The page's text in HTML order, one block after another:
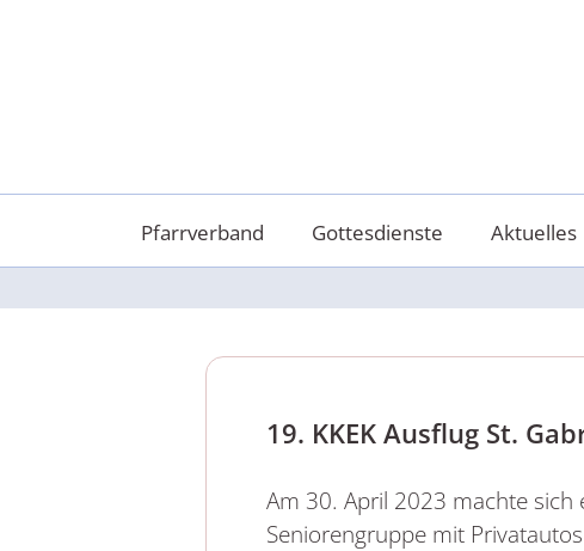
Pfarrverband Gottesdienste Aktuelles
19. KKEK Ausflug St.
Am 30. April 2023 machte sich
Seniorengruppe mit